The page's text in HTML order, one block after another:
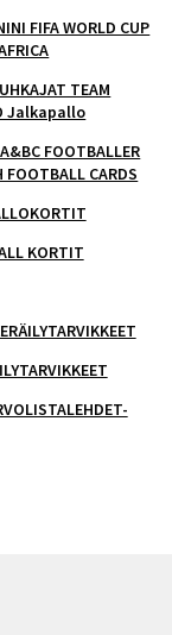
FIFA WORLD CUP
TEAM
Jalkapallo
FOOTBALLER
FOOTBALL CARDS
KORTIT